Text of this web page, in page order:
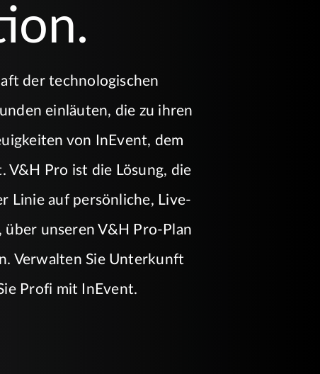
der technologischen
einläuten, die zu ihren
von InEvent, dem
V&H Pro ist die Lösung, die
Linie auf persönliche, Live-
unseren V&H Pro-Plan
Verwalten Sie Unterkunft
Profi mit InEvent.